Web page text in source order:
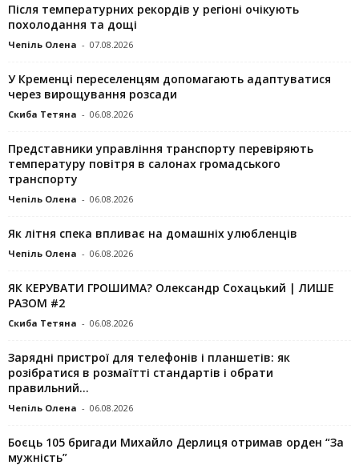
Після температурних рекордів у регіоні очікують
похолодання та дощі
Чепіль Олена - 07.08.2026
У Кременці переселенцям допомагають адаптуватися
через вирощування розсади
Скиба Тетяна - 06.08.2026
Представники управління транспорту перевіряють
температуру повітря в салонах громадського
транспорту
Чепіль Олена - 06.08.2026
Як літня спека впливає на домашніх улюбленців
Чепіль Олена - 06.08.2026
ЯК КЕРУВАТИ ГРОШИМА? Олександр Сохацький | ЛИШЕ
РАЗОМ #2
Скиба Тетяна - 06.08.2026
Зарядні пристрої для телефонів і планшетів: як
розібратися в розмаїтті стандартів і обрати
правильний...
Чепіль Олена - 06.08.2026
Боєць 105 бригади Михайло Дерлиця отримав орден “За
мужність”